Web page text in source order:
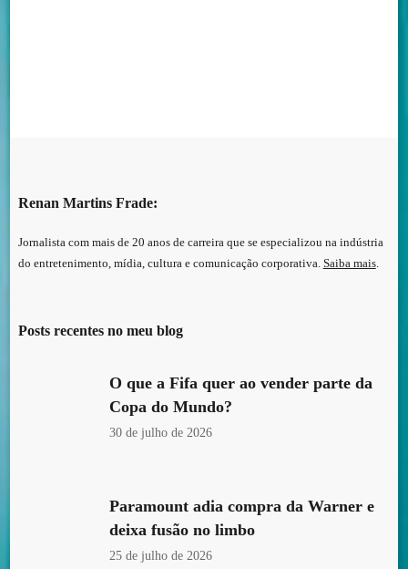
Renan Martins Frade:
Jornalista com mais de 20 anos de carreira que se especializou na indústria
do entretenimento, mídia, cultura e comunicação corporativa. Saiba mais.
Posts recentes no meu blog
O que a Fifa quer ao vender parte da
Copa do Mundo?
30 de julho de 2026
Paramount adia compra da Warner e
deixa fusão no limbo
25 de julho de 2026